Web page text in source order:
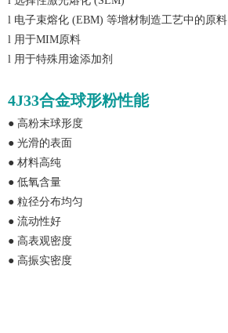
l 电子束熔化 (EBM) 等增材制造工艺中的原料
l 用于MIM原料
l 用于特殊用途添加剂
4J33合金球形粉性能
● 高粉末球形度
● 光滑的表面
● 材料高纯
● 低氧含量
● 粒径分布均匀
● 流动性好
● 高表观密度
● 高振实密度